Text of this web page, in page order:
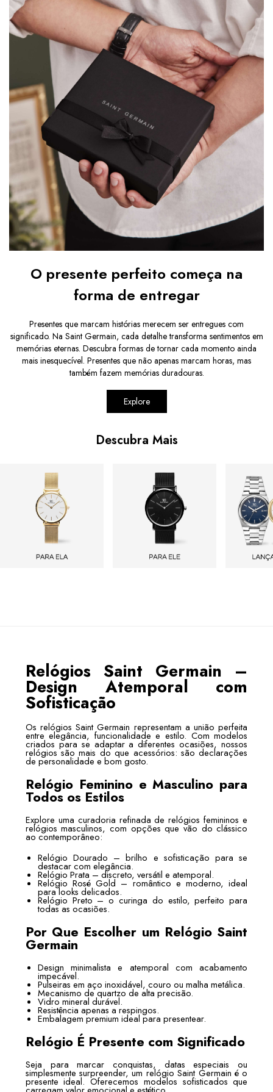
O presente perfeito começa na
forma de entregar
Presentes que marcam histórias merecem ser entregues com
significado. Na Saint Germain, cada detalhe transforma sentimentos em
memórias eternas. Descubra formas de tornar cada momento ainda
mais inesquecível. Presentes que não apenas marcam horas, mas
também fazem memórias duradouras.
Explore
Descubra Mais
Relógios Saint Germain –
Design Atemporal com
Sofisticação
Os relógios Saint Germain representam a união perfeita
entre elegância, funcionalidade e estilo. Com modelos
criados para se adaptar a diferentes ocasiões, nossos
relógios são mais do que acessórios: são declarações
de personalidade e bom gosto.
Relógio Feminino e Masculino para
Todos os Estilos
Explore uma curadoria refinada de relógios femininos e
relógios masculinos, com opções que vão do clássico
ao contemporâneo:
Relógio Dourado – brilho e sofisticação para se
destacar com elegância.
Relógio Prata – discreto, versátil e atemporal.
Relógio Rosé Gold – romântico e moderno, ideal
para looks delicados.
Relógio Preto – o curinga do estilo, perfeito para
todas as ocasiões.
Por Que Escolher um Relógio Saint
Germain
Design minimalista e atemporal com acabamento
impecável.
Pulseiras em aço inoxidável, couro ou malha metálica.
Mecanismo de quartzo de alta precisão.
Vidro mineral durável.
Resistência apenas a respingos.
Embalagem premium ideal para presentear.
Relógio É Presente com Significado
Seja para marcar conquistas, datas especiais ou
simplesmente surpreender, um relógio Saint Germain é o
presente ideal. Oferecemos modelos sofisticados que